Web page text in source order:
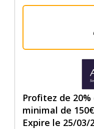
Profitez de
minimal de
Expire le 25/03/